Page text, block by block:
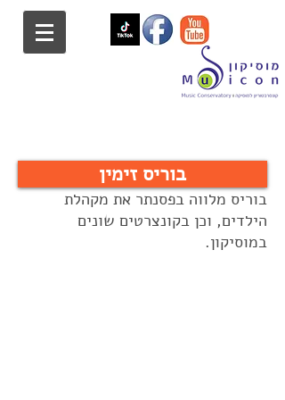
בוריס זימין
בוריס מלווה בפסנתר את מקהלת
הילדים, וכן בקונצרטים שונים
במוסיקון.